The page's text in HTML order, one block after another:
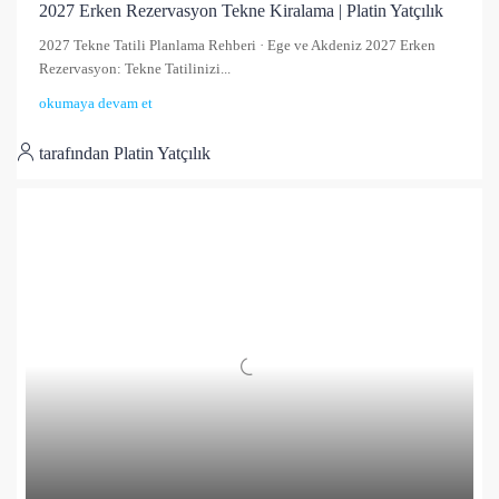
2027 Erken Rezervasyon Tekne Kiralama | Platin Yatçılık
2027 Tekne Tatili Planlama Rehberi · Ege ve Akdeniz 2027 Erken
Rezervasyon: Tekne Tatilinizi...
okumaya devam et
tarafından Platin Yatçılık